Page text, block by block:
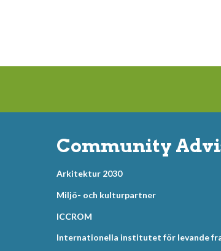
Community
Arkitektur 2030
Miljö- och kulturpartner
ICCROM
Internationella institutet för levande